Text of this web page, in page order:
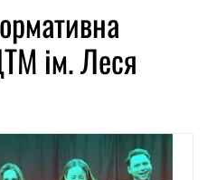
ім. Леся